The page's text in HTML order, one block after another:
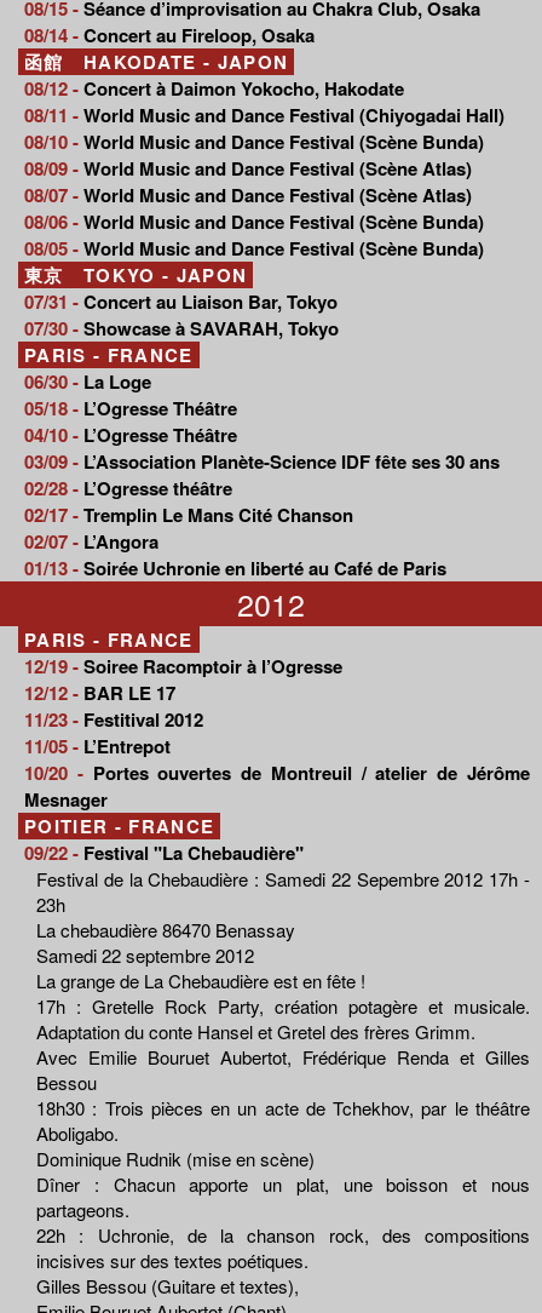
08/15 -Séance d’improvisation au Chakra Club, Osaka
08/14 -Concert au Fireloop, Osaka
函館 HAKODATE - JAPON
08/12 -Concert à Daimon Yokocho, Hakodate
08/11 -World Music and Dance Festival (Chiyogadai Hall)
08/10 -World Music and Dance Festival (Scène Bunda)
08/09 -World Music and Dance Festival (Scène Atlas)
08/07 -World Music and Dance Festival (Scène Atlas)
08/06 -World Music and Dance Festival (Scène Bunda)
08/05 -World Music and Dance Festival (Scène Bunda)
東京 TOKYO - JAPON
07/31 -Concert au Liaison Bar, Tokyo
07/30 -Showcase à SAVARAH, Tokyo
PARIS - FRANCE
06/30 - La Loge
05/18 - L’Ogresse Théâtre
04/10 - L’Ogresse Théâtre
03/09 - L’Association Planète-Science IDF fête ses 30 ans
02/28 - L’Ogresse théâtre
02/17 -Tremplin Le Mans Cité Chanson
02/07 - L’Angora
01/13 -Soirée Uchronie en liberté au Café de Paris
2012
PARIS - FRANCE
12/19 -Soiree Racomptoir à l’Ogresse
12/12 - BAR LE 17
11/23 - Festitival 2012
11/05 - L’Entrepot
10/20 - Portes ouvertes de Montreuil / atelier de Jérôme
Mesnager
POITIER - FRANCE
09/22 - Festival "La Chebaudière"
Festival de la Chebaudière : Samedi 22 Sepembre 2012 17h -
23h
La chebaudière 86470 Benassay
Samedi 22 septembre 2012
La grange de La Chebaudière est en fête !
17h : Gretelle Rock Party, création potagère et musicale.
Adaptation du conte Hansel et Gretel des frères Grimm.
Avec Emilie Bouruet Aubertot, Frédérique Renda et Gilles
Bessou
18h30 : Trois pièces en un acte de Tchekhov, par le théâtre
Aboligabo.
Dominique Rudnik (mise en scène)
Dîner : Chacun apporte un plat, une boisson et nous
partageons.
22h : Uchronie, de la chanson rock, des compositions
incisives sur des textes poétiques.
Gilles Bessou (Guitare et textes),